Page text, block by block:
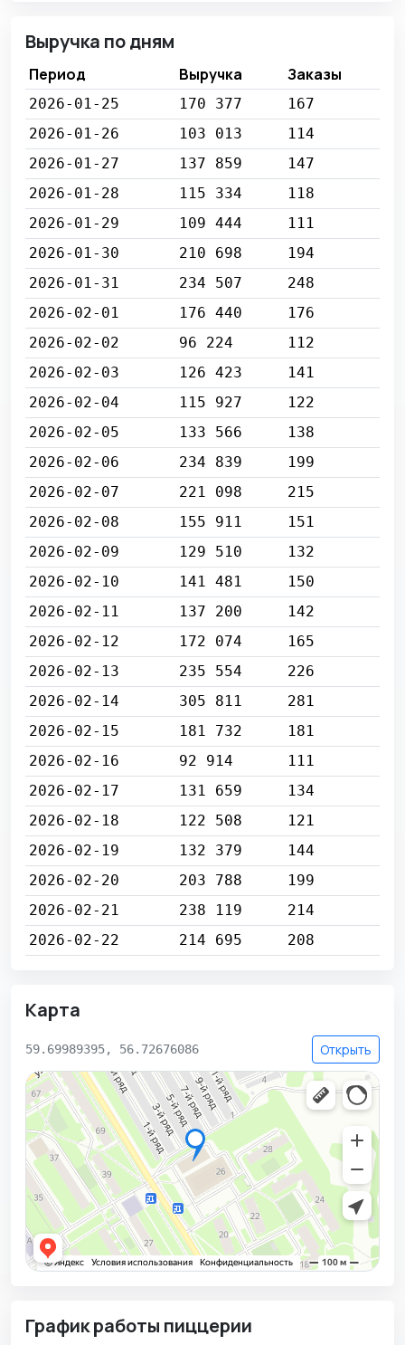
Выручка по дням
Период Выручка Заказы
2026-01-25 170 377
167
2026-01-26
103 013
114
2026-01-27
137 859
147
2026-01-28
115 334
118
2026-01-29
109 444
111
2026-01-30
210 698
194
2026-01-31
234 507
248
2026-02-01
176 440
176
2026-02-02
96 224
112
2026-02-03
126 423
141
2026-02-04
115 927
122
2026-02-05
133 566
138
2026-02-06
234 839
199
2026-02-07
221 098
215
2026-02-08
155 911
151
2026-02-09
129 510
132
2026-02-10
141 481
150
2026-02-11
137 200
142
2026-02-12
172 074
165
2026-02-13
235 554
226
2026-02-14
305 811
281
2026-02-15
181 732
181
2026-02-16
92 914
111
2026-02-17
131 659
134
2026-02-18
122 508
121
2026-02-19
132 379
144
2026-02-20
203 788
199
2026-02-21
238 119
214
2026-02-22
214 695 208
Карта
59.69989395, 56.72676086 Открыть
График работы пиццерии